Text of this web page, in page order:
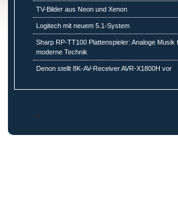
TV-Bilder aus Neon und Xenon
Logitech mit neuem 5.1-System
Sharp RP-TT100 Plattenspieler: Analoge Musik
moderne Technik
Denon stellt 8K-AV-Receiver AVR-X1800H vor